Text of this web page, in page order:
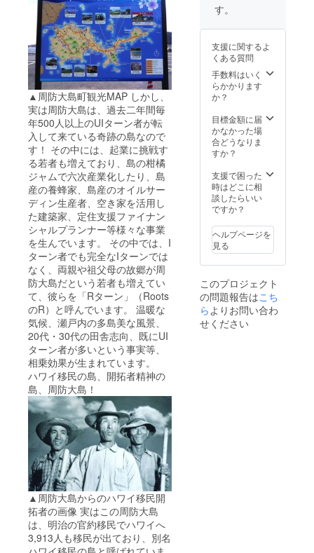
▲周防大島町観光MAP しかし、
実は周防大島は、過去二年間毎
年500人以上のUIターン者が転
入して来ている奇跡の島なので
す！ その中には、起業に挑戦す
る若者も増えており、島の柑橘
ジャムで六次産業化したり、島
産の養蜂家、島産のオイルサー
ディン生産者、空き家を活用し
た建築家、定住支援ファイナン
シャルプランナー等様々な事業
を生んでいます。 その中では、I
ターン者でも完全なIターンでは
なく、両親や祖父母の故郷が周
防大島だという若者も増えてい
て、彼らを「Rターン」（Roots
のR）と呼んでいます。 温暖な
気候、瀬戸内の多島美な風景、
20代・30代の田舎志向、既にUI
ターン者が多いという事実等、
相乗効果が生まれています。
ハワイ移民の島、開拓者精神の
島、周防大島！
▲周防大島からのハワイ移民開
拓者の画像 実はこの周防大島
は、明治の官約移民でハワイへ
3,913人も移民が出ており、別名
す。
支援に関するよ
くある質問
手数料はいく
らかかります
か？
目標金額に届
かなかった場
合どうなりま
すか？
支援で困った
時はどこに相
談したらいい
ですか？
ヘルプページを
見る
このプロジェクト
の問題報告はこち
ら よりお問い合わ
せください